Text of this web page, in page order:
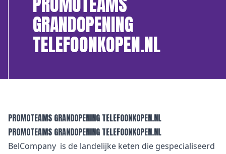
GRANDOPENING
TELEFOONKOPEN.NL
PROMOTEAMS GRANDOPENING TELEFOONKOPEN.NL
PROMOTEAMS GRANDOPENING TELEFOONKOPEN.NL
BelCompany is de landelijke keten die gespecialiseerd